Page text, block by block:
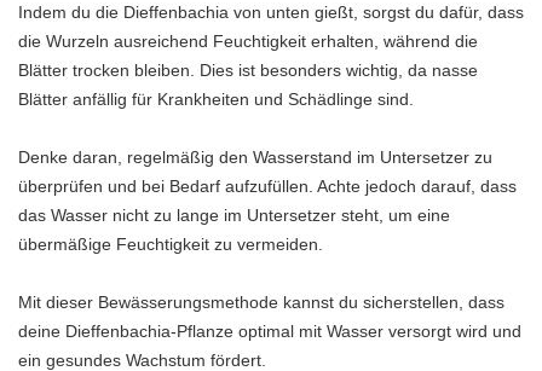
Indem du die Dieffenbachia von unten gießt, sorgst du dafür, dass
die Wurzeln ausreichend Feuchtigkeit erhalten, während die
Blätter trocken bleiben. Dies ist besonders wichtig, da nasse
Blätter anfällig für Krankheiten und Schädlinge sind.
Denke daran, regelmäßig den Wasserstand im Untersetzer zu
überprüfen und bei Bedarf aufzufüllen. Achte jedoch darauf, dass
das Wasser nicht zu lange im Untersetzer steht, um eine
übermäßige Feuchtigkeit zu vermeiden.
Mit dieser Bewässerungsmethode kannst du sicherstellen, dass
deine Dieffenbachia-Pflanze optimal mit Wasser versorgt wird und
ein gesundes Wachstum fördert.